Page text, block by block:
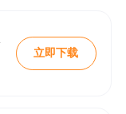
立即下载